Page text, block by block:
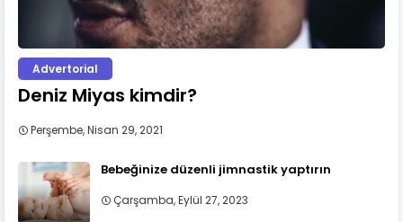
Advertorial
Deniz Miyas kimdir?
Perşembe, Nisan 29, 2021
Bebeğinize düzenli jimnastik yaptırın
Çarşamba, Eylül 27, 2023